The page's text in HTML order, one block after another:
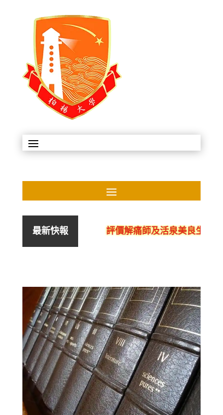
最新快報 評價解痛師及活泉美良生館